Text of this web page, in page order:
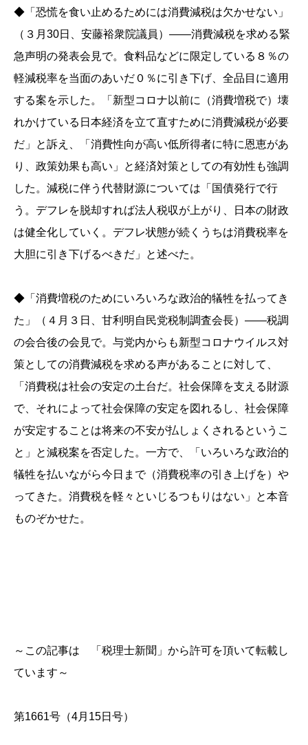
◆「恐慌を食い止めるためには消費減税は欠かせない」
（３月30日、安藤裕衆院議員）――消費減税を求める緊
急声明の発表会見で。食料品などに限定している８％の
軽減税率を当面のあいだ０％に引き下げ、全品目に適用
する案を示した。「新型コロナ以前に（消費増税で）壊
れかけている日本経済を立て直すために消費減税が必要
だ」と訴え、「消費性向が高い低所得者に特に恩恵があ
り、政策効果も高い」と経済対策としての有効性も強調
した。減税に伴う代替財源については「国債発行で行
う。デフレを脱却すれば法人税収が上がり、日本の財政
は健全化していく。デフレ状態が続くうちは消費税率を
大胆に引き下げるべきだ」と述べた。
◆「消費増税のためにいろいろな政治的犠牲を払ってき
た」（４月３日、甘利明自民党税制調査会長）――税調
の会合後の会見で。与党内からも新型コロナウイルス対
策としての消費減税を求める声があることに対して、
「消費税は社会の安定の土台だ。社会保障を支える財源
で、それによって社会保障の安定を図れるし、社会保障
が安定することは将来の不安が払しょくされるというこ
と」と減税案を否定した。一方で、「いろいろな政治的
犠牲を払いながら今日まで（消費税率の引き上げを）や
ってきた。消費税を軽々といじるつもりはない」と本音
ものぞかせた。
～この記事は 「税理士新聞」から許可を頂いて転載し
ています～
第1661号（4月15日号）